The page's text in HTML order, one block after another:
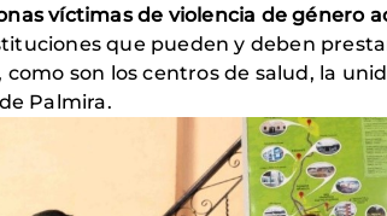
víctimas de violencia de género
que pueden y deben
son los centros de salud, la
Palmira.